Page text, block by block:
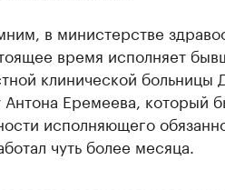
в министерстве
время исполняет
клинической
Антона Еремеева, который
исполняющего
чуть более месяца.